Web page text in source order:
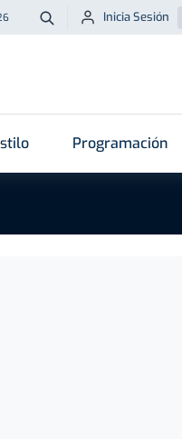
Buscar
Inicia Sesión
Programación